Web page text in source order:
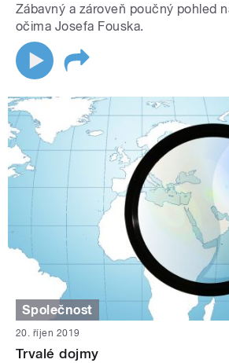
Zábavný a zároveň poučný pohled
očima Josefa Fouska.
Společnost
20. říjen 2019
Trvalé dojmy